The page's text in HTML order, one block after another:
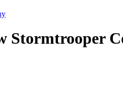
Stormtrooper